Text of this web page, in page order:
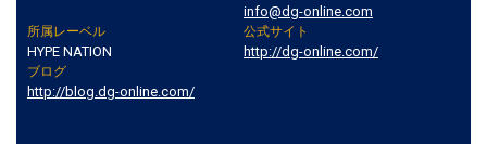
info@dg-online.com
所属レーベル
HYPE NATION
公式サイト
http://dg-online.com/
ブログ
http://blog.dg-online.com/